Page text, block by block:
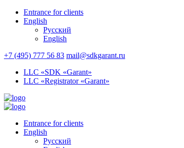
Entrance for clients
English
Русский
English
+7 (495) 777 56 83 mail@sdkgarant.ru
LLC «SDK «Garant»
LLC «Registrator «Garant»
Entrance for clients
English
Русский